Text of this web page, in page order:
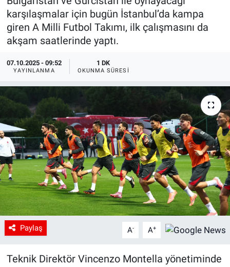
karşılaşmalar için bugün İstanbul’da kampa
giren A Milli Futbol Takımı, ilk çalışmasını da
akşam saatlerinde yaptı.
07.10.2025 - 09:52
YAYINLANMA
1 DK
OKUNMA SÜRESI
Paylaş A- A+
Teknik Direktör Vincenzo Montella yönetiminde